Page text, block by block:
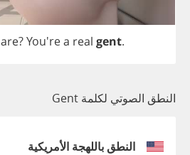
are?You'rea real gent.
النطق الصوتي لكلمة Gent
النطق باللهجة الأمريكية